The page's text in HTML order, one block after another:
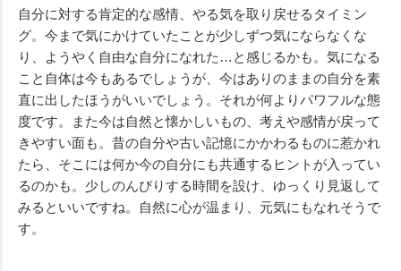
自分に対する肯定的な感情、やる気を取り戻せるタイミン
グ。今まで気にかけていたことが少しずつ気にならなくな
り、ようやく自由な自分になれた…と感じるかも。気になる
こと自体は今もあるでしょうが、今はありのままの自分を素
直に出したほうがいいでしょう。それが何よりパワフルな態
度です。また今は自然と懐かしいもの、考えや感情が戻って
きやすい面も。昔の自分や古い記憶にかかわるものに惹かれ
たら、そこには何か今の自分にも共通するヒントが入ってい
るのかも。少しのんびりする時間を設け、ゆっくり見返して
みるといいですね。自然に心が温まり、元気にもなれそうで
す。